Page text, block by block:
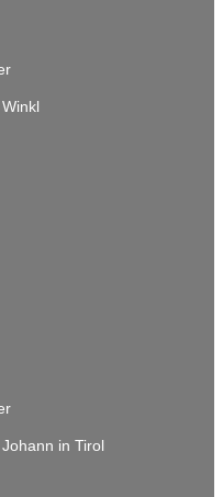
in Tirol